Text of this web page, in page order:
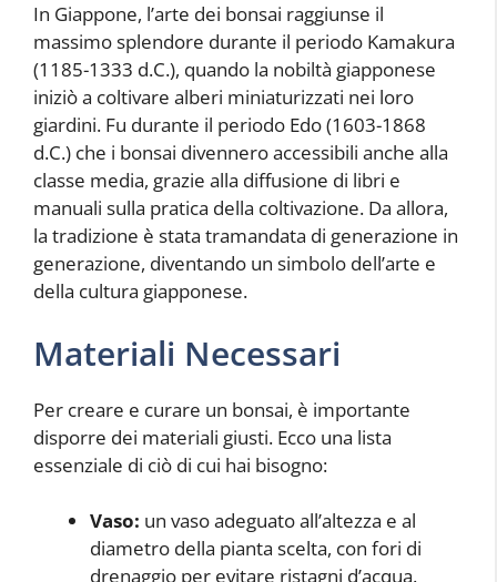
In Giappone, l’arte dei bonsai raggiunse il
massimo splendore durante il periodo Kamakura
(1185-1333 d.C.), quando la nobiltà giapponese
iniziò a coltivare alberi miniaturizzati nei loro
giardini. Fu durante il periodo Edo (1603-1868
d.C.) che i bonsai divennero accessibili anche alla
classe media, grazie alla diffusione di libri e
manuali sulla pratica della coltivazione. Da allora,
la tradizione è stata tramandata di generazione in
generazione, diventando un simbolo dell’arte e
della cultura giapponese.
Materiali Necessari
Per creare e curare un bonsai, è importante
disporre dei materiali giusti. Ecco una lista
essenziale di ciò di cui hai bisogno:
Vaso: un vaso adeguato all’altezza e al
diametro della pianta scelta, con fori di
drenaggio per evitare ristagni d’acqua.